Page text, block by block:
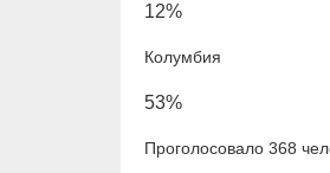
12%
Колумбия
53%
Проголосовало 368